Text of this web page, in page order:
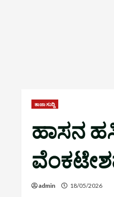
ತಾಜಾ ಸುದ್ದಿ
ಹಾಸನ
admin 18/05/2026